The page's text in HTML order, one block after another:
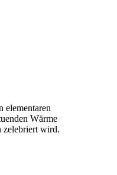
elementaren
Wärme
zelebriert wird.